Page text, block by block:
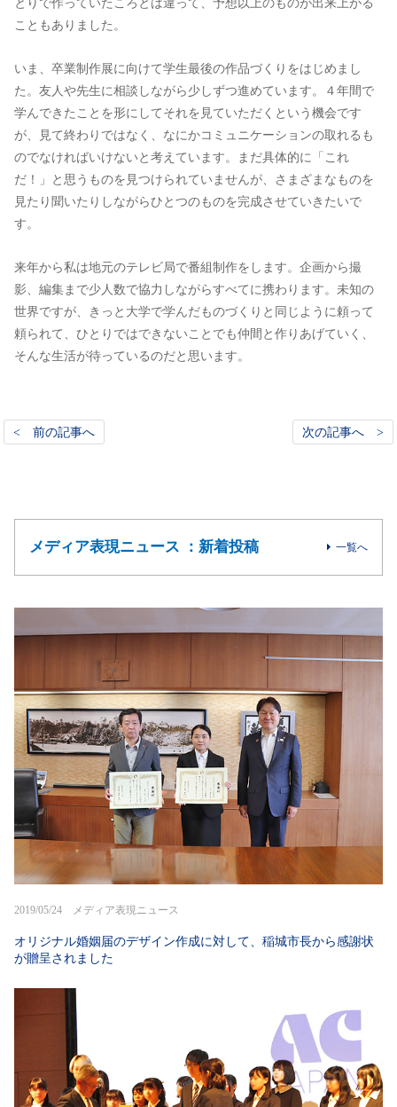
とりで作っていたころとは違って、予想以上のものが出来上がる
こともありました。
いま、卒業制作展に向けて学生最後の作品づくりをはじめまし
た。友人や先生に相談しながら少しずつ進めています。４年間で
学んできたことを形にしてそれを見ていただくという機会です
が、見て終わりではなく、なにかコミュニケーションの取れるも
のでなければいけないと考えています。まだ具体的に「これ
だ！」と思うものを見つけられていませんが、さまざまなものを
見たり聞いたりしながらひとつのものを完成させていきたいで
す。
来年から私は地元のテレビ局で番組制作をします。企画から撮
影、編集まで少人数で協力しながらすべてに携わります。未知の
世界ですが、きっと大学で学んだものづくりと同じように頼って
頼られて、ひとりではできないことでも仲間と作りあげていく、
そんな生活が待っているのだと思います。
< 前の記事へ 次の記事へ >
メディア表現ニュース ：新着投稿 一覧へ
2019/05/24 メディア表現ニュース
オリジナル婚姻届のデザイン作成に対して、稲城市長から感謝状
が贈呈されました